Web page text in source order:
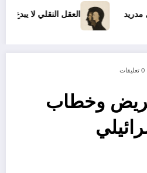
العقل النقلي لا يبدع حتى في
0 تعليقات
وخطاب